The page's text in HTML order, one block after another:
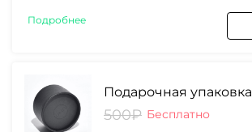
Подробнее
Подарочная упаковка
500₽ Бесплатно